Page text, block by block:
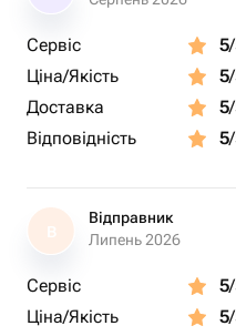
Сервіс 5
Ціна/Якість
5
Доставка
5
Відповідність
5
В
Відправник
Липень 2026
Сервіс 5
Ціна/Якість
5